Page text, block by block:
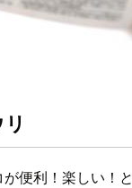
が便利！楽しい！